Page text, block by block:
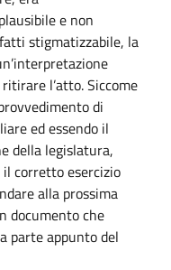
e non
stigmatizzabile, la
l’atto. Siccome
di
ed essendo il
della legislatura,
il corretto esercizio
alla prossima
documento che
parte appunto del